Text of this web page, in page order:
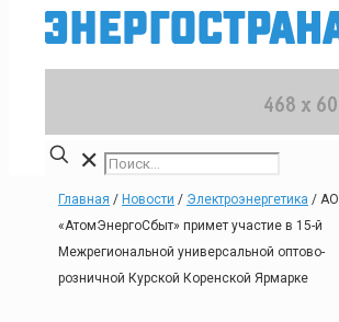
✕
Главная / Новости / Электроэнергетика / АО
«АтомЭнергоСбыт» примет участие в 15-й
Межрегиональной универсальной оптово-
розничной Курской Коренской Ярмарке